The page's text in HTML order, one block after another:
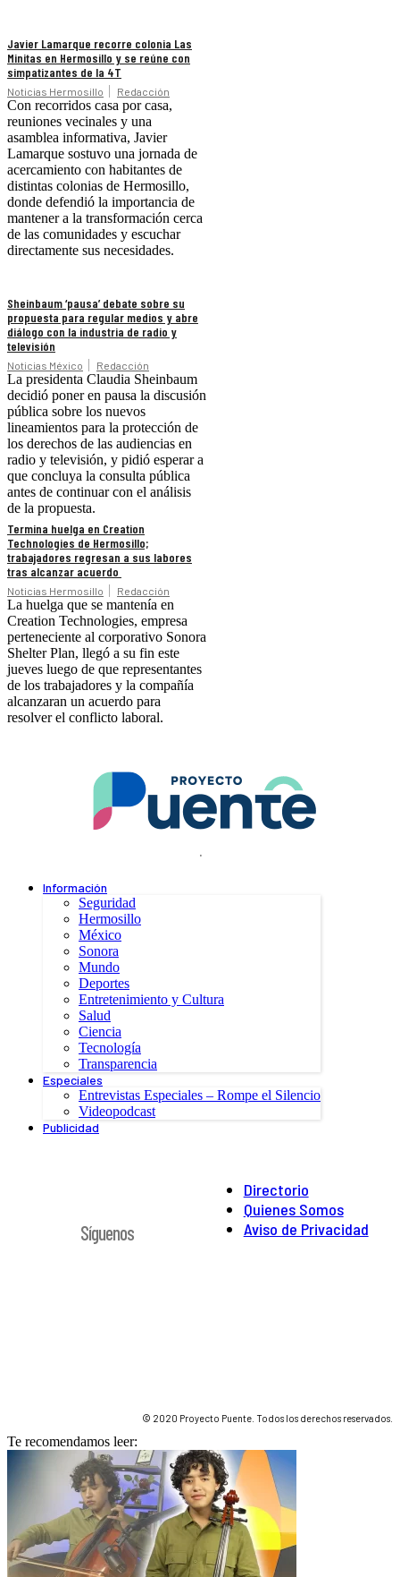
Javier Lamarque recorre colonia Las
Minitas en Hermosillo y se reúne con
simpatizantes de la 4T
Noticias Hermosillo Redacción
Con recorridos casa por casa,
reuniones vecinales y una
asamblea informativa, Javier
Lamarque sostuvo una jornada de
acercamiento con habitantes de
distintas colonias de Hermosillo,
donde defendió la importancia de
mantener a la transformación cerca
de las comunidades y escuchar
directamente sus necesidades.
Sheinbaum ‘pausa’ debate sobre su
propuesta para regular medios y abre
diálogo con la industria de radio y
televisión
Noticias México Redacción
La presidenta Claudia Sheinbaum
decidió poner en pausa la discusión
pública sobre los nuevos
lineamientos para la protección de
los derechos de las audiencias en
radio y televisión, y pidió esperar a
que concluya la consulta pública
antes de continuar con el análisis
de la propuesta.
Termina huelga en Creation
Technologies de Hermosillo;
trabajadores regresan a sus labores
tras alcanzar acuerdo
Noticias Hermosillo Redacción
La huelga que se mantenía en
Creation Technologies, empresa
perteneciente al corporativo Sonora
Shelter Plan, llegó a su fin este
jueves luego de que representantes
de los trabajadores y la compañía
alcanzaran un acuerdo para
resolver el conflicto laboral.
.
Información
Seguridad
Hermosillo
México
Sonora
Mundo
Deportes
Entretenimiento y Cultura
Salud
Ciencia
Tecnología
Transparencia
Especiales
Entrevistas Especiales – Rompe el Silencio
Videopodcast
Publicidad
Directorio
Quienes Somos
Aviso de Privacidad
Síguenos
© 2020 Proyecto Puente. Todos los derechos reservados.
Te recomendamos leer: